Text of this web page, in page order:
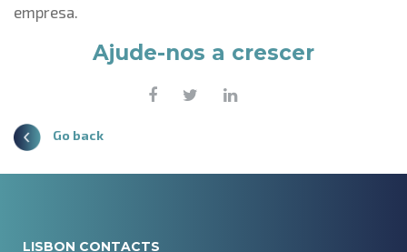
empresa.
Ajude-nos a crescer
Go back
LISBON CONTACTS